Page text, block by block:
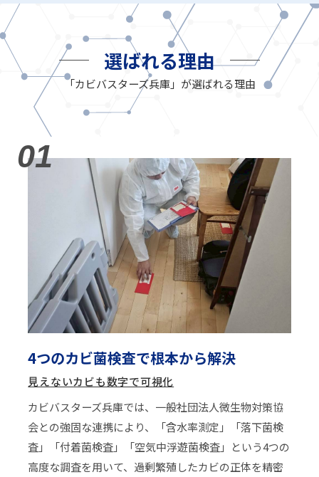
選ばれる理由
「カビバスターズ兵庫」が選ばれる理由
01
4つのカビ菌検査で根本から解決
見えないカビも数字で可視化
カビバスターズ兵庫では、一般社団法人微生物対策協
会との強固な連携により、「含水率測定」「落下菌検
査」「付着菌検査」「空気中浮遊菌検査」という4つの
高度な調査を用いて、過剰繁殖したカビの正体を精密